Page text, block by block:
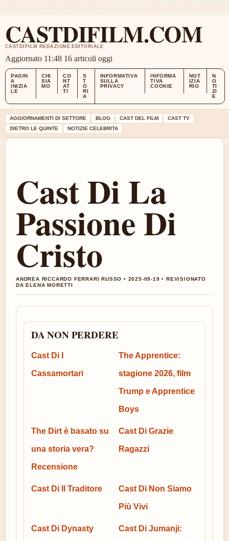
CASTDIFILM.COM
CASTDIFILM REDAZIONE EDITORIALE
Aggiornato 11:48 16 articoli oggi
PAGIN
A
INIZIA
LE
CHI
SIA
MO
CO
NT
AT
TI
S
T
O
RI
A
INFORMATIVA
SULLA
PRIVACY
INFORMA
TIVA
COOKIE
NOT
IZIA
RIO
N
O
TI
ZI
E
AGGIORNAMENTI DI SETTORE BLOG CAST DEL FILM
CAST TV
DIETRO LE QUINTE
NOTIZIE CELEBRITA
Cast Di La
Passione Di
Cristo
ANDREA RICCARDO FERRARI RUSSO • 2025-09-19 • REVISIONATO
DA ELENA MORETTI
DA NON PERDERE
Cast Di I
Cassamortari
The Apprentice:
stagione 2026, film
Trump e Apprentice
Boys
The Dirt è basato su
una storia vera?
Recensione
Cast Di Grazie
Ragazzi
Cast Di Il Traditore Cast Di Non Siamo
Più Vivi
Cast Di Dynasty Cast Di Jumanji: